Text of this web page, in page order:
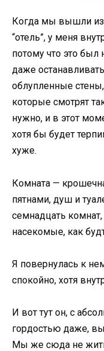
Когда мы вышли
“отель”, у меня
потому что это был
даже
облупленные
которые смотрят
нужно, и в этот
хотя бы будет
хуже.
Комната —
пятнами, душ и
семнадцать
насекомые, как
Я повернулась к
спокойно, хотя
И вот тут он, с
гордостью даже,
Мы же сюда не